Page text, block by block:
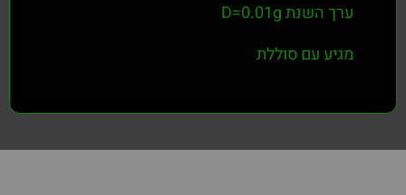
ערך השנת D=0.01g
מגיע עם סוללת